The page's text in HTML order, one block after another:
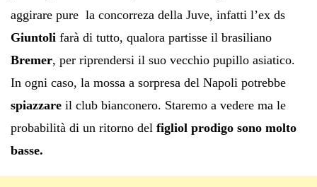
aggirare pure la concorreza della Juve, infatti l’ex ds
Giuntoli farà di tutto, qualora partisse il brasiliano
Bremer, per riprendersi il suo vecchio pupillo asiatico.
In ogni caso, la mossa a sorpresa del Napoli potrebbe
spiazzare il club bianconero. Staremo a vedere ma le
probabilità di un ritorno del figliol prodigo sono molto
basse.